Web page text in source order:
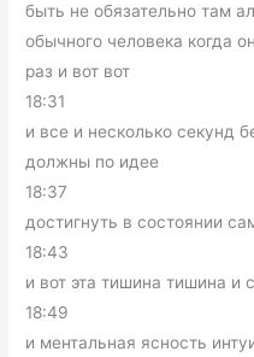
быть не обязательно там
обычного человека когда
раз и вот вот
18:31
и все и несколько секунд
должны по идее
18:37
достигнуть в состоянии
18:43
и вот эта тишина тишина и
18:49
и ментальная ясность